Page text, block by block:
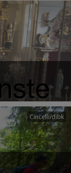
Cincelli/dibk